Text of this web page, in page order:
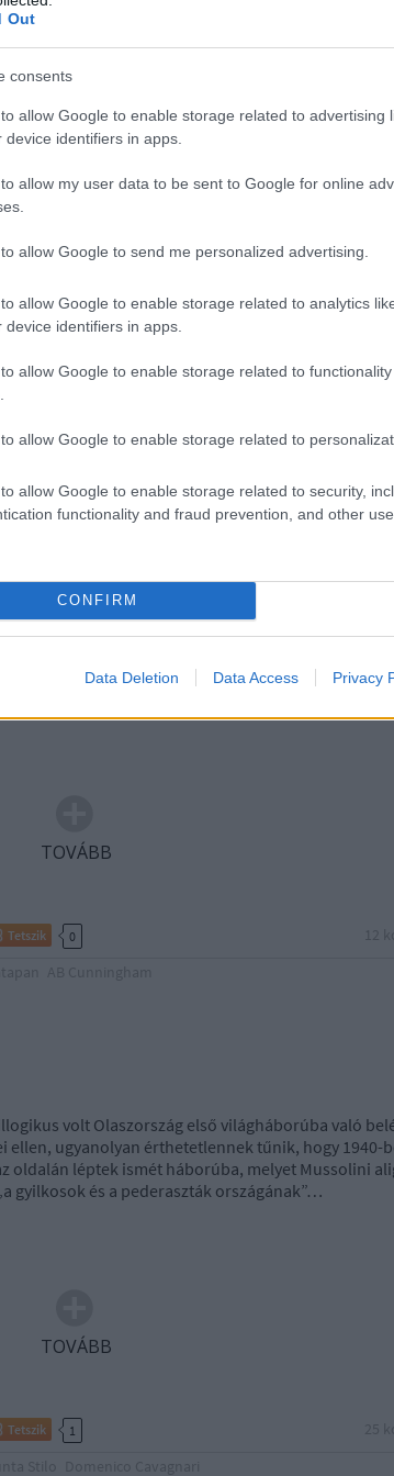
Out
consents
allow Google to enable storage related to advertising
device identifiers in apps.
allow my user data to be sent to Google for online
allow Google to send me personalized advertising.
allow Google to enable storage related to analytics
device identifiers in apps.
allow Google to enable storage related to
allow Google to enable storage related to
allow Google to enable storage related to security,
functionality and fraud prevention, and other
CONFIRM
Data Deletion Data Access Privacy
a hadihelyzet alakulása alapján Olaszország az
ahol a háború kitörését követően az angolok
elvágták őket az anyaországtól. Ez az Etiópiában…
Tetszik 0 16
fő támaszpontja elleni légitámadás gondolata
flottát torpedóvető repülőgépek Taranto elleni
TOVÁBB
Tetszik 0
volt Olaszország első világháborúba való
ellen, ugyanolyan érthetetlennek tűnik, hogy 1940-
oldalán léptek ismét háborúba, melyet Mussolini
gyilkosok és a pederaszták országának”…
TOVÁBB
Tetszik 1